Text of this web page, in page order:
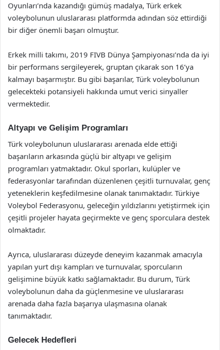
Oyunları’nda kazandığı gümüş madalya, Türk erkek
voleybolunun uluslararası platformda adından söz ettirdiği
bir diğer önemli başarı olmuştur.
Erkek milli takımı, 2019 FIVB Dünya Şampiyonası’nda da iyi
bir performans sergileyerek, gruptan çıkarak son 16’ya
kalmayı başarmıştır. Bu gibi başarılar, Türk voleybolunun
gelecekteki potansiyeli hakkında umut verici sinyaller
vermektedir.
Altyapı ve Gelişim Programları
Türk voleybolunun uluslararası arenada elde ettiği
başarıların arkasında güçlü bir altyapı ve gelişim
programları yatmaktadır. Okul sporları, kulüpler ve
federasyonlar tarafından düzenlenen çeşitli turnuvalar, genç
yeteneklerin keşfedilmesine olanak tanımaktadır. Türkiye
Voleybol Federasyonu, geleceğin yıldızlarını yetiştirmek için
çeşitli projeler hayata geçirmekte ve genç sporculara destek
olmaktadır.
Ayrıca, uluslararası düzeyde deneyim kazanmak amacıyla
yapılan yurt dışı kampları ve turnuvalar, sporcuların
gelişimine büyük katkı sağlamaktadır. Bu durum, Türk
voleybolunun daha da güçlenmesine ve uluslararası
arenada daha fazla başarıya ulaşmasına olanak
tanımaktadır.
Gelecek Hedefleri